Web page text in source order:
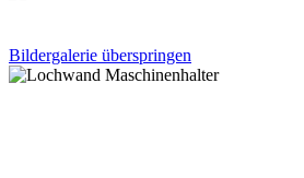
Bildergalerie überspringen